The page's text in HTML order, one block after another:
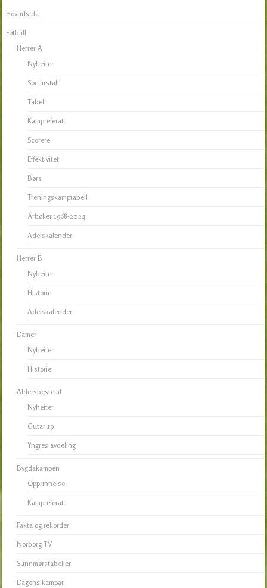
Hovudsida
Fotball
Herrer A
Nyheiter
Spelarstall
Tabell
Kampreferat
Scorere
Effektivitet
Børs
Treningskamptabell
Årbøker 1968-2024
Adelskalender
Herrer B
Nyheiter
Historie
Adelskalender
Damer
Nyheiter
Historie
Aldersbestemt
Nyheiter
Gutar 19
Yngres avdeling
Bygdakampen
Opprinnelse
Kampreferat
Fakta og rekorder
Norborg TV
Sunnmørstabeller
Dagens kampar